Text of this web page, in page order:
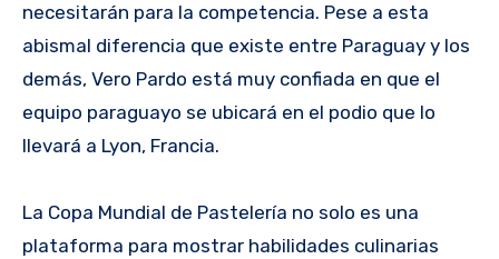
necesitarán para la competencia. Pese a esta
abismal diferencia que existe entre Paraguay y los
demás, Vero Pardo está muy confiada en que el
equipo paraguayo se ubicará en el podio que lo
llevará a Lyon, Francia.
La Copa Mundial de Pastelería no solo es una
plataforma para mostrar habilidades culinarias